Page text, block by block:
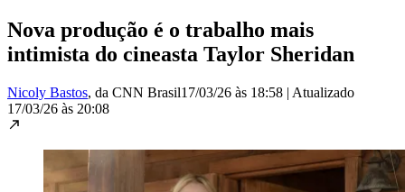
Nova produção é o trabalho mais
intimista do cineasta Taylor Sheridan
Nicoly Bastos, da CNN Brasil17/03/26 às 18:58 | Atualizado
17/03/26 às 20:08